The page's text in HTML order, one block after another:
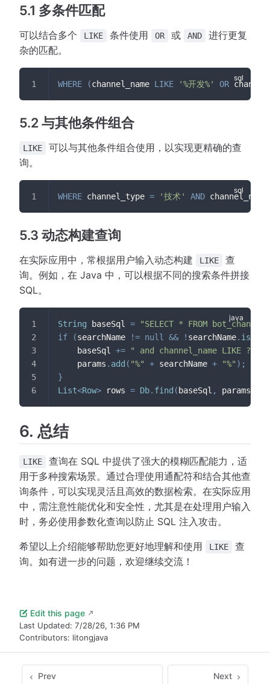
5.1 多条件匹配
可以结合多个 LIKE 条件使用 OR 或 AND
进行更复
杂的匹配。
WHERE (channel_name LIKE '%开发%' OR
5.2 与其他条件组合
LIKE
可以与其他条件组合使用，以实现更精确的查
询。
WHERE channel_type = '技术' AND
5.3 动态构建查询
在实际应用中，常根据用户输入动态构建 LIKE
查
询。例如，在 Java 中，可以根据不同的搜索条件拼接
SQL。
String baseSql =
"SELECT * FROM bot_channel
if
(searchName != null && ! searchName.
    baseSql
+= " and channel_name LIKE ?"
    params
. add ( "%" + searchName + "%" ) ;
}
List<Row> rows = Db. find (baseSql , params
6. 总结
LIKE
查询在 SQL 中提供了强大的模糊匹配能力，适
用于多种搜索场景。通过合理使用通配符和结合其他查
询条件，可以实现灵活且高效的数据检索。在实际应用
中，需注意性能优化和安全性，尤其是在处理用户输入
时，务必使用参数化查询以防止 SQL 注入攻击。
希望以上介绍能够帮助您更好地理解和使用 LIKE
查
询。如有进一步的问题，欢迎继续交流！
Edit this page
Last Updated: 7/28/26, 1:36 PM
Contributors: litongjava
Prev Next